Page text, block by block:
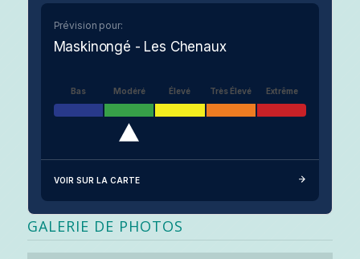
Prévision pour:
Maskinongé - Les Chenaux
Bas Modéré Élevé Très Élevé Extrême
VOIR SUR LA CARTE
GALERIE DE PHOTOS